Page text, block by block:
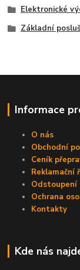
Elektronické
Základní
Informace
O nás
Obchodní
Ceník
Reklamační
Odstoupení
Ochrana
Kontakty
Kde nás